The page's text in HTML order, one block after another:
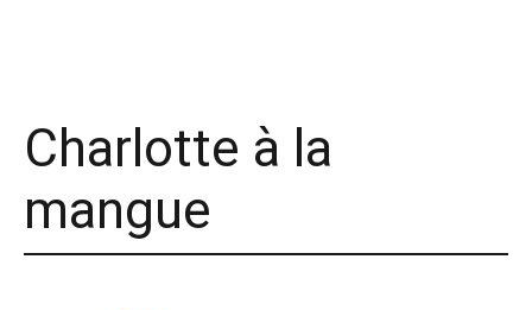
Charlotte à la
mangue